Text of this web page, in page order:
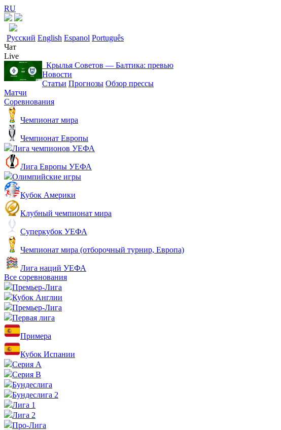
RU
Русский English Espanol Português
Чат
Live
Крылья Советов ― Балтика: превью
Новости
Статьи Прогнозы Обзор прессы
Матчи
Соревнования
Чемпионат мира
Чемпионат Европы
Лига чемпионов УЕФА
Лига Европы УЕФА
Олимпийские игры
Кубок Америки
Клубный чемпионат мира
Суперкубок УЕФА
Чемпионат мира (отборочный турнир, Европа)
Лига наций УЕФА
Все соревнования
Премьер-Лига
Кубок Англии
Премьер-Лига
Первая лига
Примера
Кубок Испании
Серия А
Серия B
Бундеслига
Бундеслига 2
Лига 1
Лига 2
Про-Лига